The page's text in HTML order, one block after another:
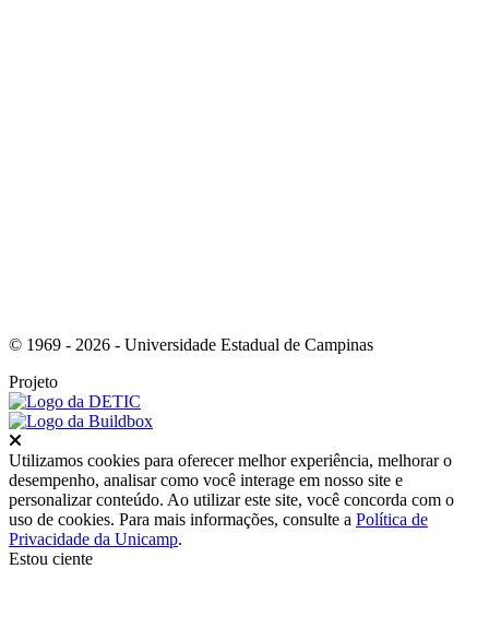
© 1969 - 2026 - Universidade Estadual de Campinas
Projeto
Utilizamos cookies para oferecer melhor experiência, melhorar o
desempenho, analisar como você interage em nosso site e
personalizar conteúdo. Ao utilizar este site, você concorda com o
uso de cookies. Para mais informações, consulte a Política de
Privacidade da Unicamp.
Estou ciente